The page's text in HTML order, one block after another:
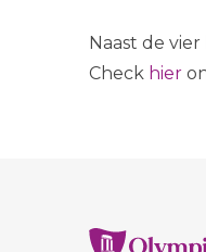
Naast de
Check hier